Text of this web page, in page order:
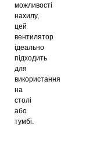
можливості
нахилу,
цей
вентилятор
ідеально
підходить
для
використання
на
столі
або
тумбі.